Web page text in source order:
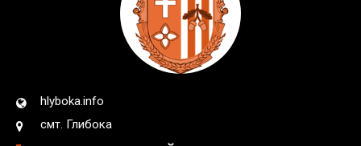
hlyboka.info
смт. Глибока